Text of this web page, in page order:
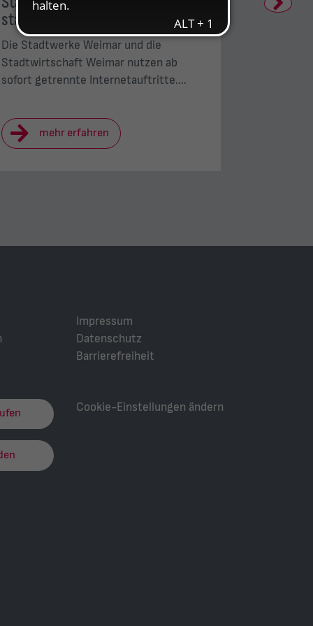
starten neue Webseiten
Die Stadtwerke Weimar und die
Stadtwirtschaft Weimar nutzen ab
sofort getrennte Internetauftritte.…
mehr erfahren
Next
Impressum
Datenschutz
Barrierefreiheit
Cookie-Einstellungen ändern